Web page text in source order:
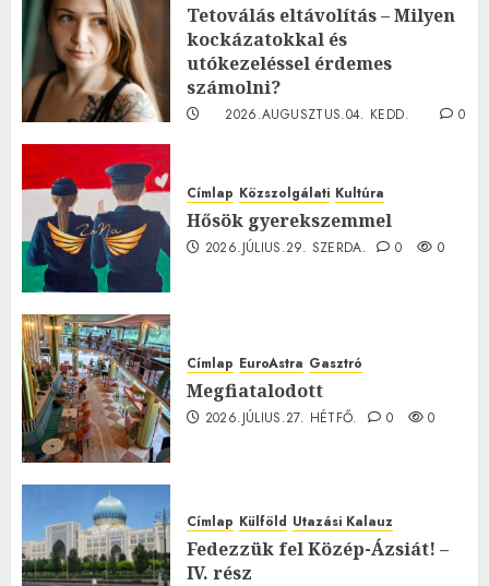
Tetoválás eltávolítás – Milyen
kockázatokkal és
utókezeléssel érdemes
számolni?
2026.AUGUSZTUS.04. KEDD.
0
Címlap Közszolgálati Kultúra
Hősök gyerekszemmel
2026.JÚLIUS.29. SZERDA. 0 0
Címlap EuroAstra Gasztró
Megfiatalodott
2026.JÚLIUS.27. HÉTFŐ. 0 0
Címlap Külföld Utazási Kalauz
Fedezzük fel Közép-Ázsiát! –
IV. rész